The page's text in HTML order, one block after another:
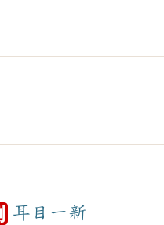
耳目一新